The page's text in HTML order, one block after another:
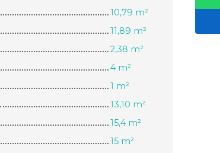
10,79 m²
11,89 m²
2,38 m²
4 m²
1 m²
13,10 m²
15,4 m²
15 m²